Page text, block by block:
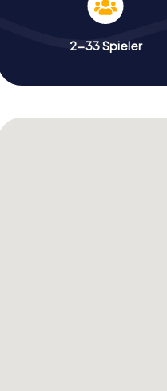
2-33 Spieler